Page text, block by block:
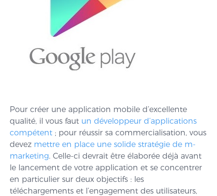
Pour créer une application mobile d’excellente
qualité, il vous faut un développeur d’applications
compétent ; pour réussir sa commercialisation, vous
devez mettre en place une solide stratégie de m-
marketing. Celle-ci devrait être élaborée déjà avant
le lancement de votre application et se concentrer
en particulier sur deux objectifs : les
téléchargements et l’engagement des utilisateurs,